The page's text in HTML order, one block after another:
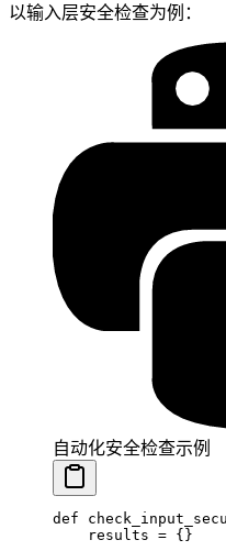
以输入层安全检查为例：
自动化安全检查示例
def
    results
= {}